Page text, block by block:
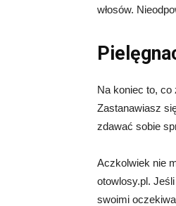
włosów.
Na koniec to, co
Zastanawiasz
zdawać sobie
Aczkolwiek nie
otowlosy.pl.
swoimi